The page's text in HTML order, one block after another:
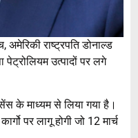
राष्ट्रपति डोनाल्ड
उत्पादों पर लगे
के माध्यम से लिया गया है।
पर लागू होगी जो 12 मार्च